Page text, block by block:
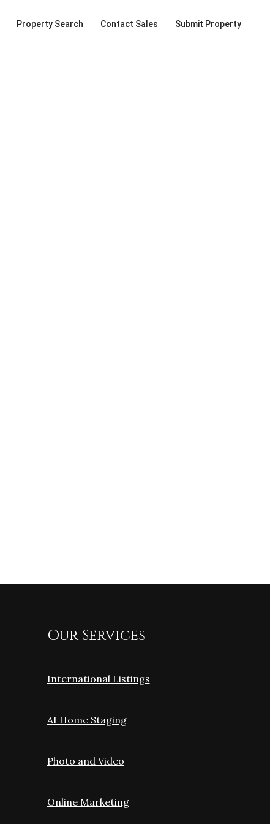
Property Search Contact Sales Submit Property
Our Services
International Listings
AI Home Staging
Photo and Video
Online Marketing